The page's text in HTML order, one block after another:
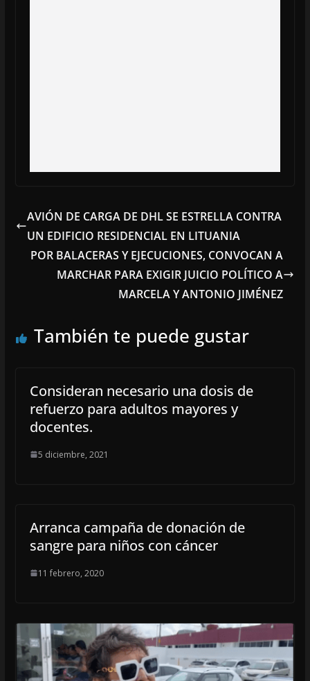
AVIÓN DE CARGA DE DHL SE ESTRELLA CONTRA
UN EDIFICIO RESIDENCIAL EN LITUANIA
POR BALACERAS Y EJECUCIONES, CONVOCAN A
MARCHAR PARA EXIGIR JUICIO POLÍTICO A
MARCELA Y ANTONIO JIMÉNEZ
También te puede gustar
Consideran necesario una dosis de
refuerzo para adultos mayores y
docentes.
5 diciembre, 2021
Arranca campaña de donación de
sangre para niños con cáncer
11 febrero, 2020